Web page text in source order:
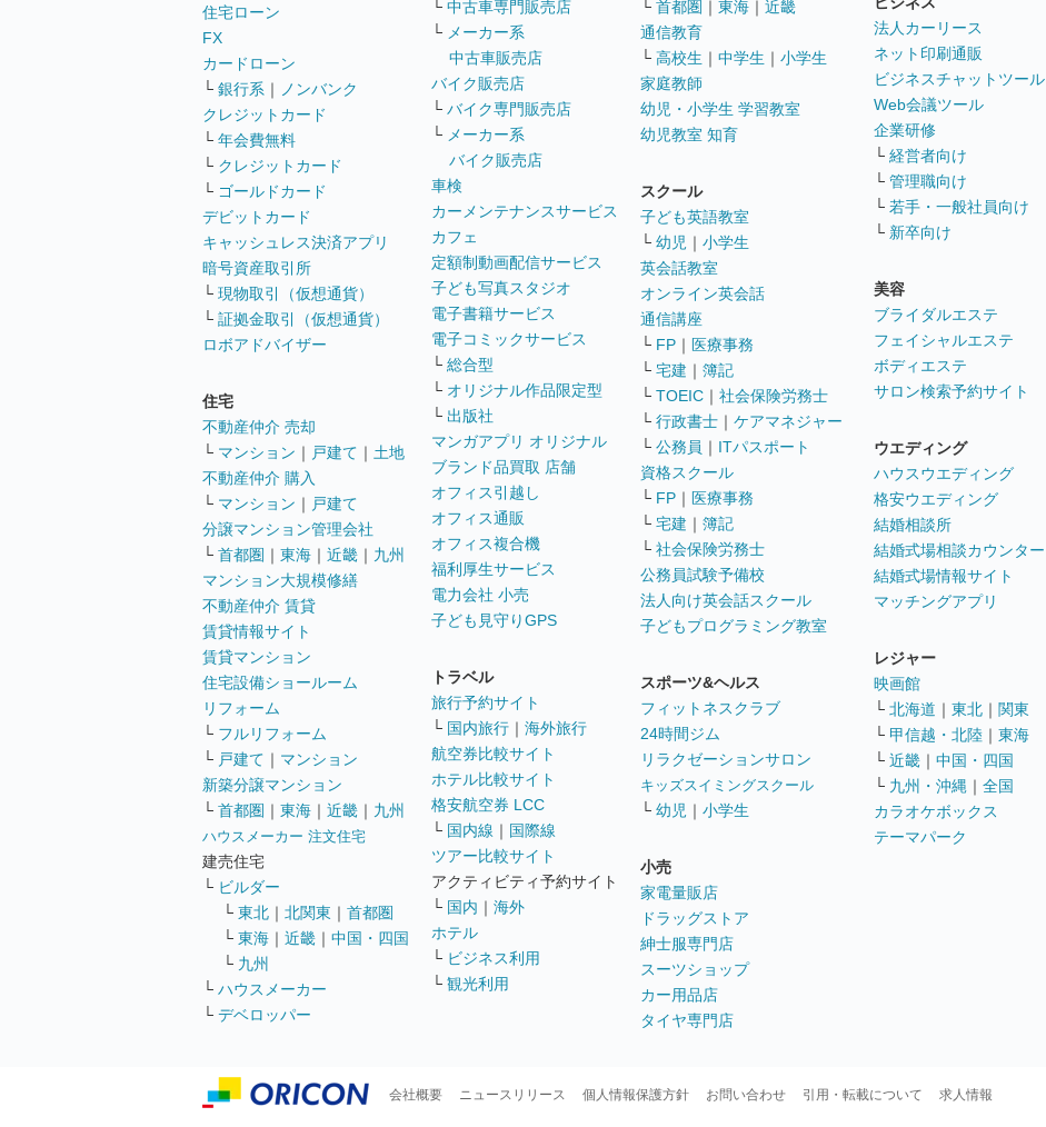
住宅ローン
FX
カードローン
└ 銀行系 ｜
ノンバンク
クレジットカード
└ 年会費無料
└ クレジットカード
└ ゴールドカード
デビットカード
キャッシュレス決済アプリ
暗号資産取引所
└ 現物取引（仮想通貨）
└ 証拠金取引（仮想通貨）
ロボアドバイザー
住宅
不動産仲介 売却
└ マンション ｜ 戸建て ｜ 土地
不動産仲介 購入
└ マンション ｜ 戸建て
分譲マンション管理会社
└ 首都圏 ｜ 東海 ｜ 近畿 ｜ 九州
マンション大規模修繕
不動産仲介 賃貸
賃貸情報サイト
賃貸マンション
住宅設備ショールーム
リフォーム
└ フルリフォーム
└ 戸建て ｜ マンション
新築分譲マンション
└ 首都圏 ｜ 東海 ｜ 近畿 ｜ 九州
ハウスメーカー 注文住宅
建売住宅
└ ビルダー
└ 東北 ｜ 北関東 ｜ 首都圏
└ 東海 ｜ 近畿 ｜ 中国・四国
└ 九州
└ ハウスメーカー
└ デベロッパー
└ 中古車専門販売店
└ メーカー系
中古車販売店
バイク販売店
└ バイク専門販売店
└ メーカー系
バイク販売店
車検
カーメンテナンスサービス
カフェ
定額制動画配信サービス
子ども写真スタジオ
電子書籍サービス
電子コミックサービス
└ 総合型
└ オリジナル作品限定型
└ 出版社
マンガアプリ オリジナル
ブランド品買取 店舗
オフィス引越し
オフィス通販
オフィス複合機
福利厚生サービス
電力会社 小売
子ども見守りGPS
トラベル
旅行予約サイト
└ 国内旅行 ｜ 海外旅行
航空券比較サイト
ホテル比較サイト
格安航空券 LCC
└ 国内線 ｜ 国際線
ツアー比較サイト
アクティビティ予約サイト
└ 国内 ｜ 海外
ホテル
└ ビジネス利用
└ 観光利用
└ 首都圏 ｜ 東海 ｜ 近畿
通信教育
└ 高校生 ｜ 中学生 ｜ 小学生
家庭教師
幼児・小学生 学習教室
幼児教室 知育
スクール
子ども英語教室
└ 幼児 ｜ 小学生
英会話教室
オンライン英会話
通信講座
└ FP ｜ 医療事務
└ 宅建 ｜ 簿記
└ TOEIC ｜ 社会保険労務士
└ 行政書士 ｜ ケアマネジャー
└ 公務員 ｜ ITパスポート
資格スクール
└ FP ｜ 医療事務
└ 宅建 ｜ 簿記
└ 社会保険労務士
公務員試験予備校
法人向け英会話スクール
子どもプログラミング教室
スポーツ&ヘルス
フィットネスクラブ
24時間ジム
リラクゼーションサロン
キッズスイミングスクール
└ 幼児 ｜ 小学生
小売
家電量販店
ドラッグストア
紳士服専門店
スーツショップ
カー用品店
タイヤ専門店
法人カーリース
ネット印刷通販
ビジネスチャットツール
Web会議ツール
企業研修
└ 経営者向け
└ 管理職向け
└ 若手・一般社員向け
└ 新卒向け
美容
ブライダルエステ
フェイシャルエステ
ボディエステ
サロン検索予約サイト
ウエディング
ハウスウエディング
格安ウエディング
結婚相談所
結婚式場相談カウンター
結婚式場情報サイト
マッチングアプリ
レジャー
映画館
└ 北海道 ｜ 東北 ｜ 関東
└ 甲信越・北陸 ｜ 東海
└ 近畿 ｜ 中国・四国
└ 九州・沖縄 ｜ 全国
カラオケボックス
テーマパーク
会社概要 ニュースリリース 個人情報保護方針 お問い合わせ 引用・転載について 求人情報